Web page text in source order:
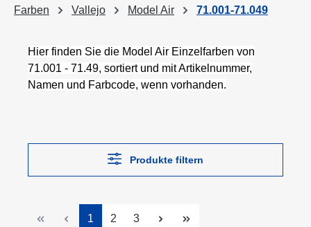
Farben Vallejo Model Air 71.001-71.049
Hier finden Sie die Model Air Einzelfarben von
71.001 - 71.49, sortiert und mit Artikelnummer,
Namen und Farbcode, wenn vorhanden.
Produkte filtern
Seite
1 Seite
2 Seite
3